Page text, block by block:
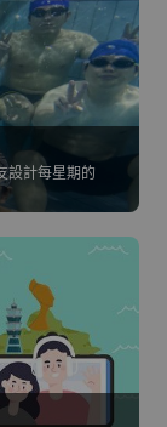
設計每星期的